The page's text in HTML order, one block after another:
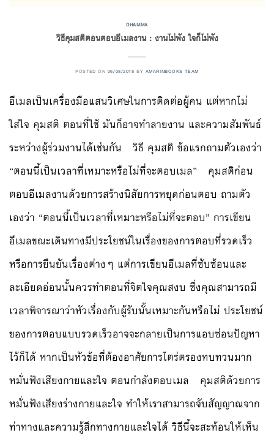
DHAMMA
วิธีคุมสติตอนตอบอีเมลงาน : งานไม่พัง ใจก็ไม่พัง
POSTED ON 06/08/2018 BY AMARINBOOKS TEAM
อีเมลเป็นเครื่องมือแสนวิเศษในการติดต่อผู้คน แต่หากไม่
ใส่ใจ คุมสติ ตอนที่ใช้ มันก็อาจทำลายงาน และความสัมพันธ์
ระหว่างผู้ร่วมงานได้เช่นกัน วิธี คุมสติ ข้อแรกถามตัวเองว่า
“ตอนนี้เป็นเวลาที่เหมาะหรือไม่ที่จะตอบเมล” คุมสติก่อน
ตอบอีเมลงานด้วยการสร้างนิสัยการหยุดก่อนตอบ ถามตัว
เองว่า “ตอนนี้เป็นเวลาที่เหมาะหรือไม่ที่จะตอบ” การเขียน
อีเมลขณะเดินทางมีประโยชน์ในเรื่องของการตอบที่รวดเร็ว
หรือการยืนยันเรื่องต่างๆ แต่การเขียนอีเมลที่ซับซ้อนและ
ละเอียดอ่อนนั้นควรทำตอนที่จิตใจคุณสงบ ซึ่งคุณสามารถมี
เวลาพิจารณาว่าหัวเรื่องกับผู้รับนั้นเหมาะกันหรือไม่ ประโยชน์
ของการตอบแบบรวดเร็วอาจจะกลายเป็นการแอบซ่อนปัญหา
ไว้ก็ได้ หากเป็นหัวข้อที่ต้องอาศัยการไตร่ตรองทบทวนมาก
หมั่นฟังเสียงกายและใจ ตอนกำลังตอบเมล คุมสติด้วยการ
หมั่นฟังเสียงร่างกายและใจ ทำให้เราสามารถจับสัญญาณจาก
ท่าทางและความรู้สึกทางกายและใจได้ วิธีนี้จะสะท้อนให้เห็น